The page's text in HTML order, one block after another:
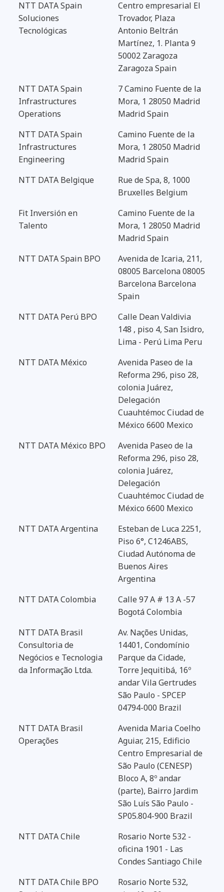
NTT DATA Spain
Soluciones
Tecnológicas
Centro empresarial El
Trovador, Plaza
Antonio Beltrán
Martínez, 1. Planta 9
50002 Zaragoza
Zaragoza Spain
NTT DATA Spain
Infrastructures
Operations
7 Camino Fuente de la
Mora, 1 28050 Madrid
Madrid Spain
NTT DATA Spain
Infrastructures
Engineering
Camino Fuente de la
Mora, 1 28050 Madrid
Madrid Spain
NTT DATA Belgique
Rue de Spa, 8, 1000
Bruxelles Belgium
Fit Inversión en
Talento
Camino Fuente de la
Mora, 1 28050 Madrid
Madrid Spain
NTT DATA Spain BPO
Avenida de Icaria, 211,
08005 Barcelona 08005
Barcelona Barcelona
Spain
NTT DATA Perú BPO
Calle Dean Valdivia
148 , piso 4, San Isidro,
Lima - Perú Lima Peru
NTT DATA México
Avenida Paseo de la
Reforma 296, piso 28,
colonia Juárez,
Delegación
Cuauhtémoc Ciudad de
México 6600 Mexico
NTT DATA México BPO
Avenida Paseo de la
Reforma 296, piso 28,
colonia Juárez,
Delegación
Cuauhtémoc Ciudad de
México 6600 Mexico
NTT DATA Argentina
Esteban de Luca 2251,
Piso 6°, C1246ABS,
Ciudad Autónoma de
Buenos Aires
Argentina
NTT DATA Colombia
Calle 97 A # 13 A -57
Bogotá Colombia
NTT DATA Brasil
Consultoria de
Negócios e Tecnologia
da Informação Ltda.
Av. Nações Unidas,
14401, Condomínio
Parque da Cidade,
Torre Jequitibá, 16º
andar Vila Gertrudes
São Paulo - SPCEP
04794-000 Brazil
NTT DATA Brasil
Operações
Avenida Maria Coelho
Aguiar, 215, Edificio
Centro Empresarial de
São Paulo (CENESP)
Bloco A, 8º andar
(parte), Bairro Jardim
São Luís São Paulo -
SP05.804-900 Brazil
NTT DATA Chile
Rosario Norte 532 -
oficina 1901 - Las
Condes Santiago Chile
NTT DATA Chile BPO
Rosario Norte 532,